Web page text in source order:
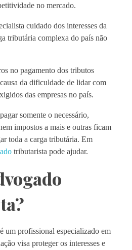
no mercado.
cuidado dos interesses da
tributária complexa do país não
no pagamento dos tributos
da dificuldade de lidar com
das empresas no país.
somente o necessário,
impostos a mais e outras ficam
toda a carga tributária. Em
tributarista pode ajudar.
um profissional especializado em
visa proteger os interesses e